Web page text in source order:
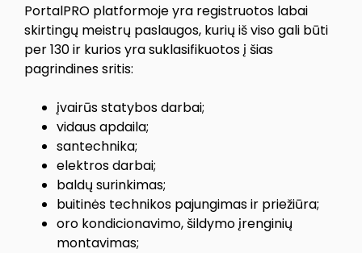
PortalPRO platformoje yra registruotos labai
skirtingų meistrų paslaugos, kurių iš viso gali būti
per 130 ir kurios yra suklasifikuotos į šias
pagrindines sritis:
įvairūs statybos darbai;
vidaus apdaila;
santechnika;
elektros darbai;
baldų surinkimas;
buitinės technikos pajungimas ir priežiūra;
oro kondicionavimo, šildymo įrenginių
montavimas;